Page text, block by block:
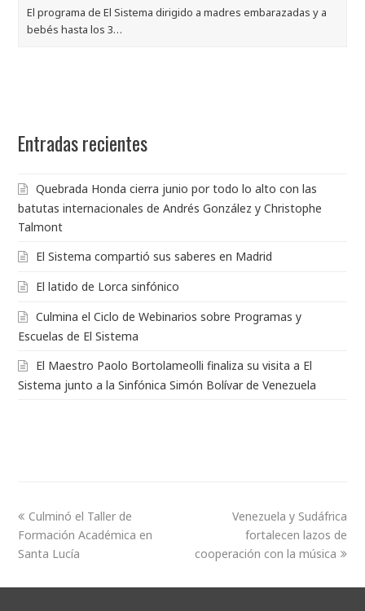
El programa de El Sistema dirigido a madres embarazadas y a
bebés hasta los 3…
Entradas recientes
Quebrada Honda cierra junio por todo lo alto con las
batutas internacionales de Andrés González y Christophe
Talmont
El Sistema compartió sus saberes en Madrid
El latido de Lorca sinfónico
Culmina el Ciclo de Webinarios sobre Programas y
Escuelas de El Sistema
El Maestro Paolo Bortolameolli finaliza su visita a El
Sistema junto a la Sinfónica Simón Bolívar de Venezuela
Culminó el Taller de
Formación Académica en
Santa Lucía
Venezuela y Sudáfrica
fortalecen lazos de
cooperación con la música